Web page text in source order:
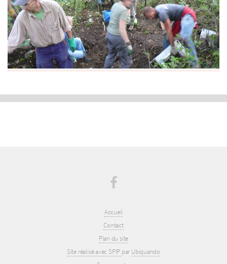
Accueil
Contact
Plan du site
Site réalisé avec SPIP par Ubiquando